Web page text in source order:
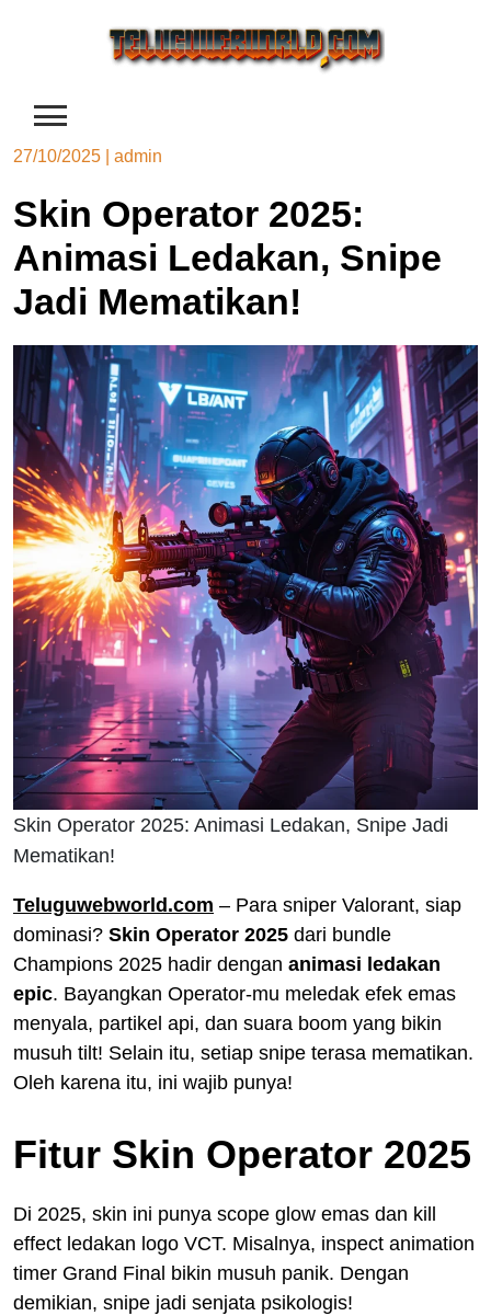
27/10/2025 admin
Skin Operator 2025:
Animasi Ledakan, Snipe
Jadi Mematikan!
Skin Operator 2025: Animasi Ledakan, Snipe Jadi
Mematikan!
Teluguwebworld.com – Para sniper Valorant, siap
dominasi? Skin Operator 2025 dari bundle
Champions 2025 hadir dengan animasi ledakan
epic. Bayangkan Operator-mu meledak efek emas
menyala, partikel api, dan suara boom yang bikin
musuh tilt! Selain itu, setiap snipe terasa mematikan.
Oleh karena itu, ini wajib punya!
Fitur Skin Operator 2025
Di 2025, skin ini punya scope glow emas dan kill
effect ledakan logo VCT. Misalnya, inspect animation
timer Grand Final bikin musuh panik. Dengan
demikian, snipe jadi senjata psikologis!